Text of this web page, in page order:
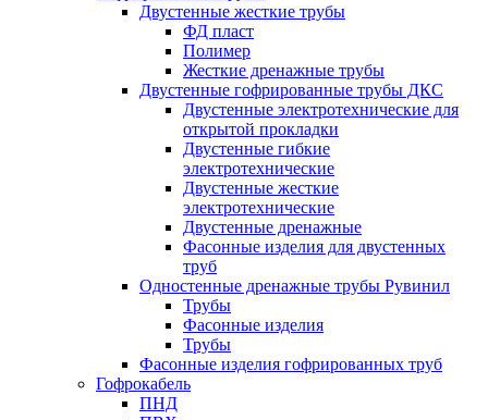
Двустенные жесткие трубы
ФД пласт
Полимер
Жесткие дренажные трубы
Двустенные гофрированные трубы ДКС
Двустенные электротехнические для
открытой прокладки
Двустенные гибкие
электротехнические
Двустенные жесткие
электротехнические
Двустенные дренажные
Фасонные изделия для двустенных
труб
Одностенные дренажные трубы Рувинил
Трубы
Фасонные изделия
Трубы
Фасонные изделия гофрированных труб
Гофрокабель
ПНД